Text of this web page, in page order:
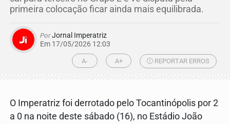
primeira colocação ficar ainda mais equilibrada.
PorJornal Imperatriz
Em 17/05/2026 12:03
A- A+ REPORTAR ERROS
O Imperatriz foi derrotado pelo Tocantinópolis por 2
a 0 na noite deste sábado (16), no Estádio João